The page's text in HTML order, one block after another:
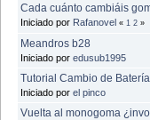
Cada cuánto cambiáis
Iniciado por Rafanovel « 1 2 »
Meandros b28
Iniciado por edusub1995
Tutorial Cambio de
Iniciado por el pinco
Vuelta al monogoma